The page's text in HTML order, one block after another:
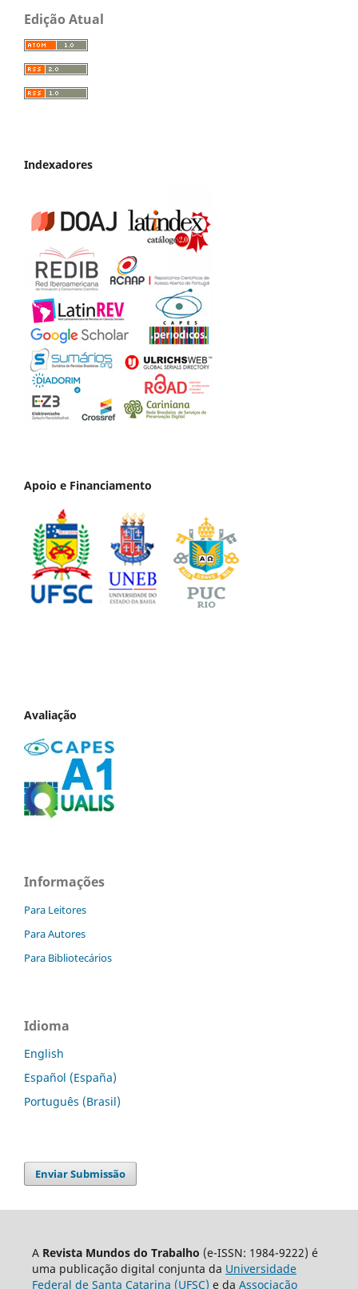
Edição Atual
Indexadores
Apoio e Financiamento
Avaliação
Informações
Para Leitores
Para Autores
Para Bibliotecários
Idioma
English
Español (España)
Português (Brasil)
Enviar Submissão
A Revista Mundos do Trabalho (e-ISSN: 1984-9222) é
uma publicação digital conjunta da Universidade
Federal de Santa Catarina (UFSC) e da Associação